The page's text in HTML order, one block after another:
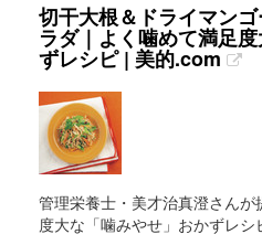
切干大根＆ドライマン
ラダ｜よく噛めて満足
ずレシピ | 美的.com
管理栄養士・美才治真澄さん
度大な「噛みやせ」おかずレシ